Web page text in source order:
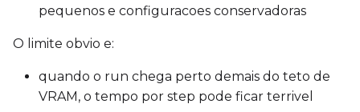
You have no
pequenos e configuracoes conservadoras
O limite obvio e:
quando o run chega perto demais do teto de
VRAM, o tempo por step pode ficar terrivel